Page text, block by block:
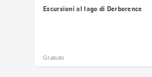
Escursioni al lago di Derborence
Gratuito